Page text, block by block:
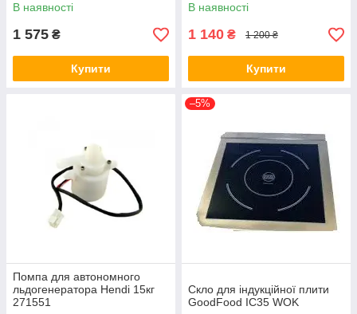
В наявності
1 575 ₴
Купити
В наявності
1 140 ₴ 1 200 ₴
Купити
Помпа для автономного
льдогенератора Hendi 15кг
271551
–5%
Скло для індукційної плити
GoodFood IC35 WOK